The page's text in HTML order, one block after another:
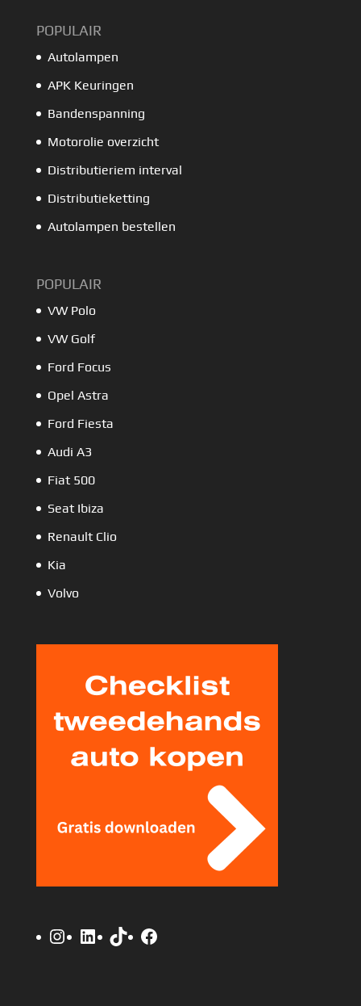
POPULAIR
Autolampen
APK Keuringen
Bandenspanning
Motorolie overzicht
Distributieriem interval
Distributieketting
Autolampen bestellen
POPULAIR
VW Polo
VW Golf
Ford Focus
Opel Astra
Ford Fiesta
Audi A3
Fiat 500
Seat Ibiza
Renault Clio
Kia
Volvo
Instagram
LinkedIn
TikTokFacebook